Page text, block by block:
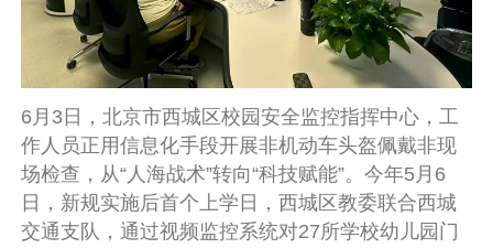
6月3日，北京市西城区校园安全监控指挥中心，工
作人员正用信息化手段开展非机动车头盔佩戴非现
场检查，从“人海战术”转向“科技赋能”。今年5月6
日，新规实施后首个上学日，西城区教委联合西城
交通支队，通过视频监控系统对27所学校幼儿园门